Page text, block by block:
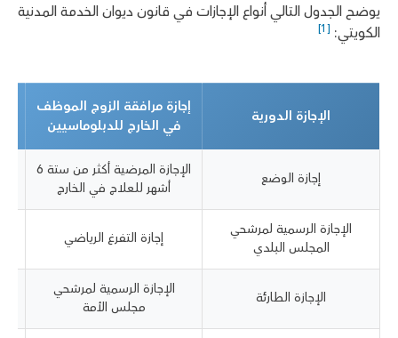
يوضح الجدول التالي أنواع الإجازات في قانون ديوان الخدمة المدنية
الكويتي: [1]
الإجازة الدورية
إجازة مرافقة الزوج الموظف
في الخارج للدبلوماسيين
إجازة الوضع
الإجازة المرضية أكثر من ستة 6
أشهر للعلاج في الخارج
الإجازة الرسمية لمرشحي
المجلس البلدي
إجازة التفرغ الرياضي
الإجازة الطارئة
الإجازة الرسمية لمرشحي
مجلس الأمة